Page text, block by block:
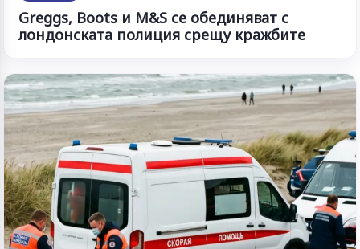
Greggs, Boots и M&S се обединяват с
лондонската полиция срещу кражбите